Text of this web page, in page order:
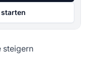
steigern